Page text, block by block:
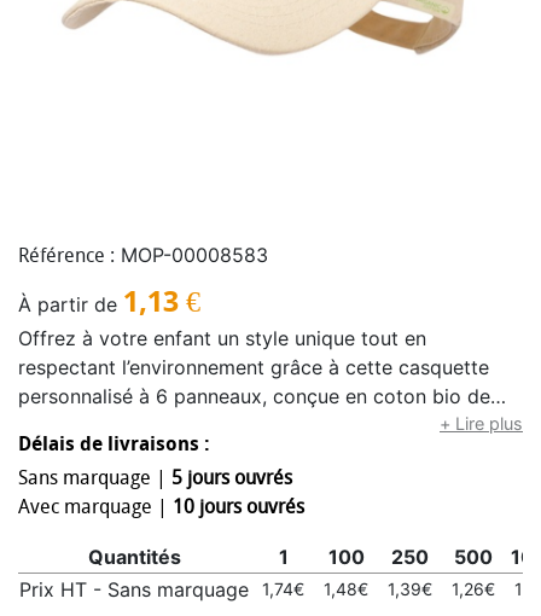
Référence : MOP-00008583
À partir de 1,13 €
Offrez à votre enfant un style unique tout en
respectant l’environnement grâce à cette casquette
personnalisé à 6 panneaux, conçue en coton bio de
haute qualité. Sa fermeture réglable par boucle
métallique couleur bronze assure un maintien optimal
et évolutif au fil de la croissance. À l’intérieur, une
étiquette arborant le logo coton bio vient souligner
durabilité et engagement écologique, cette casquette
fera le bonheur des petits tout en satisfaisant les plus
+ Lire plus
Délais de livraisons :
Sans marquage | 5 jours ouvrés
Avec marquage | 10 jours ouvrés
Quantités 1 100 250 500
Prix HT - Sans marquage
1,74€ 1,48€ 1,39€ 1,26€